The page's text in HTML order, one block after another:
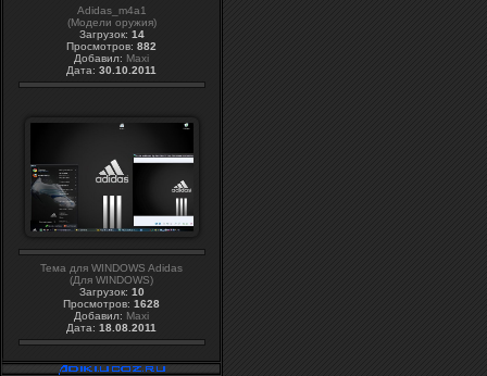
Adidas_m4a1
(Модели оружия)
Загрузок: 14
Просмотров: 882
Добавил: Maxi
Дата: 30.10.2011
Тема для WINDOWS Adidas
(Для WINDOWS)
Загрузок: 10
Просмотров: 1628
Добавил: Maxi
Дата: 18.08.2011